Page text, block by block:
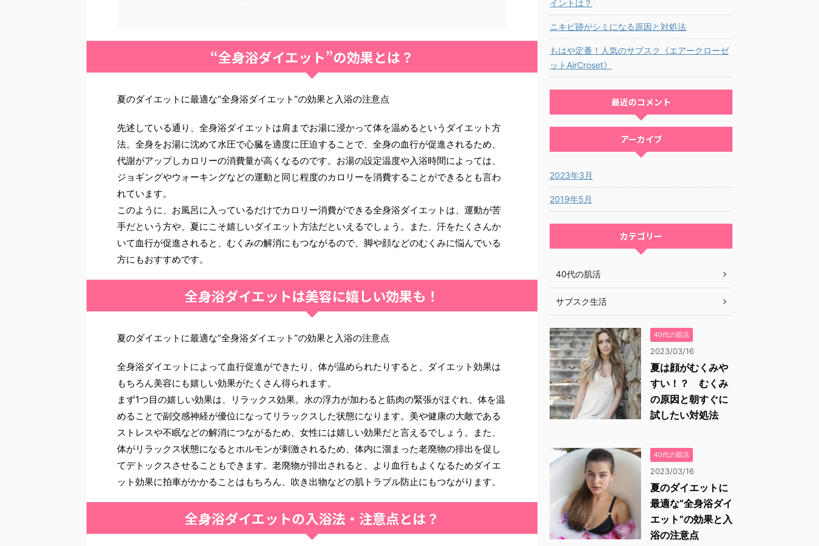
“全身浴ダイエット”の効果とは？
夏のダイエットに最適な“全身浴ダイエット”の効果と入浴の注意点
先述している通り、全身浴ダイエットは肩までお湯に浸かって体を温めるというダイエット方
法。全身をお湯に沈めて水圧で心臓を適度に圧迫することで、全身の血行が促進されるため、
代謝がアップしカロリーの消費量が高くなるのです。お湯の設定温度や入浴時間によっては、
ジョギングやウォーキングなどの運動と同じ程度のカロリーを消費することができるとも言わ
れています。
このように、お風呂に入っているだけでカロリー消費ができる全身浴ダイエットは、運動が苦
手だという方や、夏にこそ嬉しいダイエット方法だといえるでしょう。また、汗をたくさんか
いて血行が促進されると、むくみの解消にもつながるので、脚や顔などのむくみに悩んでいる
方にもおすすめです。
全身浴ダイエットは美容に嬉しい効果も！
夏のダイエットに最適な“全身浴ダイエット”の効果と入浴の注意点
全身浴ダイエットによって血行促進ができたり、体が温められたりすると、ダイエット効果は
もちろん美容にも嬉しい効果がたくさん得られます。
まず1つ目の嬉しい効果は、リラックス効果。水の浮力が加わると筋肉の緊張がほぐれ、体を温
めることで副交感神経が優位になってリラックスした状態になります。美や健康の大敵である
ストレスや不眠などの解消につながるため、女性には嬉しい効果だと言えるでしょう。また、
体がリラックス状態になるとホルモンが刺激されるため、体内に溜まった老廃物の排出を促し
てデトックスさせることもできます。老廃物が排出されると、より血行もよくなるためダイエ
ット効果に拍車がかかることはもちろん、吹き出物などの肌トラブル防止にもつながります。
全身浴ダイエットの入浴法・注意点とは？
イントは？
ニキビ跡がシミになる原因と対処法
もはや定番！人気のサブスク《エアークローゼ
ットAirCroset》
最近のコメント
アーカイブ
2023年3月
2019年5月
カテゴリー
40代の肌活
サブスク生活
40代の肌活
2023/03/16
夏は顔がむくみや
すい！？ むくみ
の原因と朝すぐに
試したい対処法
40代の肌活
2023/03/16
夏のダイエットに
最適な“全身浴ダイ
エット”の効果と入
浴の注意点